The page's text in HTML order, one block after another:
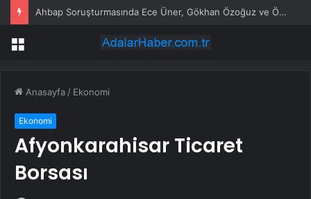
Ahbap Soruşturmasında Ece Üner, Gökhan Özoğuz ve Öykü Serter Tanık Olarak İfade Vermek Üzere Adliyeye Geldi
Menü
Anasayfa / Ekonomi
Ekonomi
Afyonkarahisar Ticaret
Borsası